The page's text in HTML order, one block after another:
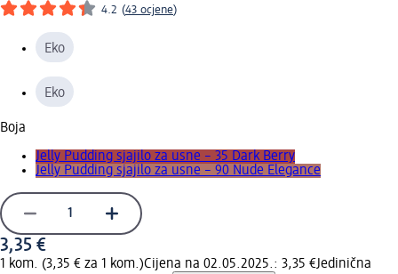
4.2 (43 ocjene)
Eko
Eko
Boja
Jelly Pudding sjajilo za usne – 35 Dark Berry
Jelly Pudding sjajilo za usne – 90 Nude Elegance
3,35 €
1 kom. (3,35 € za 1 kom.)Cijena na 02.05.2025.: 3,35 €Jedinična